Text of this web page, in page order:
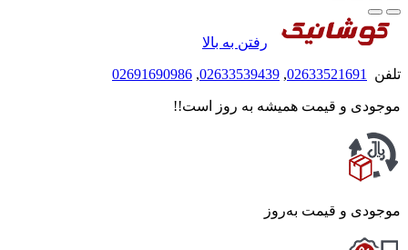
رفتن به بالا
تلفن 02633521691
,
02633539439
,
02691690986
موجودی و قیمت همیشه به روز است!!
موجودی و قیمت به‌روز